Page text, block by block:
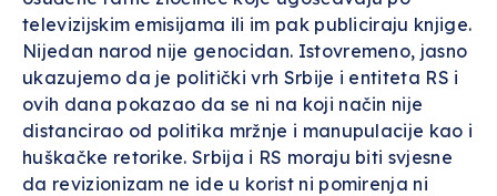
televizijskim emisijama ili im pak publiciraju knjige.
Nijedan narod nije genocidan. Istovremeno, jasno
ukazujemo da je politički vrh Srbije i entiteta RS i
ovih dana pokazao da se ni na koji način nije
distancirao od politika mržnje i manupulacije kao i
huškačke retorike. Srbija i RS moraju biti svjesne
da revizionizam ne ide u korist ni pomirenja ni